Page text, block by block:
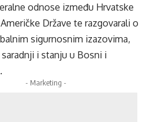
odnose između Hrvatske
Države te razgovarali o
sigurnosnim izazovima,
i stanju u Bosni i
- Marketing -